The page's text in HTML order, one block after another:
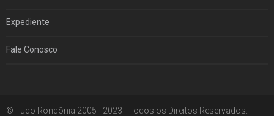
Expediente
Fale Conosco
© Tudo Rondônia 2005 - 2023 - Todos os Direitos Reservados.